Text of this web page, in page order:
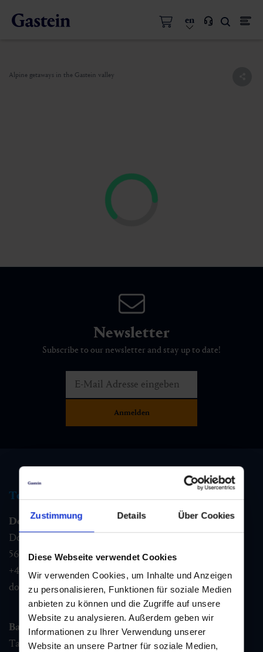
Zustimmung Details Über Cookies
Diese Webseite verwendet Cookies
Wir verwenden Cookies, um Inhalte und Anzeigen
zu personalisieren, Funktionen für soziale Medien
anbieten zu können und die Zugriffe auf unsere
Website zu analysieren. Außerdem geben wir
Informationen zu Ihrer Verwendung unserer
Website an unsere Partner für soziale Medien,
en
Alpine getaways in the Gastein valley
Newsletter
Subscribe to our newsletter and stay up to date!
Tourist information
Dorfgastein
Dorfstraße 1,
5632 Dorfgastein
+43 6432 3393 460
dorfgastein@gastein.com
Bad Hofgastein
Tauernplatz 1,